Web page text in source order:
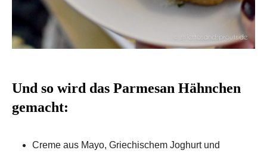
Und so wird das Parmesan Hähnchen
gemacht:
Creme aus Mayo, Griechischem Joghurt und